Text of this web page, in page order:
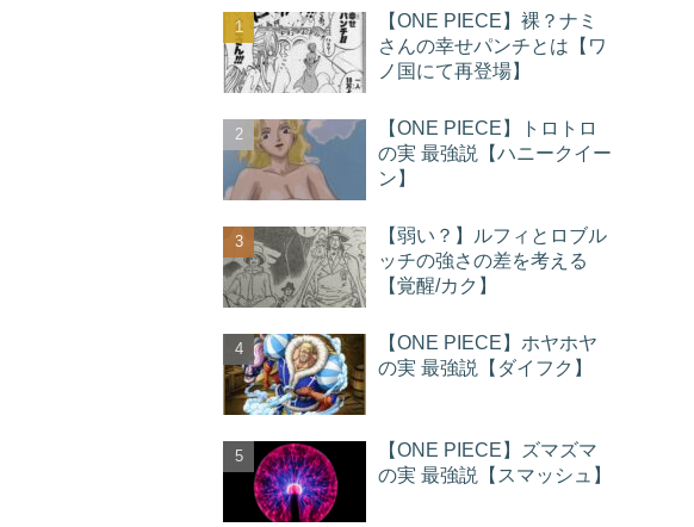
【ONE PIECE】裸？ナミ
さんの幸せパンチとは【ワ
ノ国にて再登場】
【ONE PIECE】トロトロ
の実 最強説【ハニークイー
ン】
【弱い？】ルフィとロブル
ッチの強さの差を考える
【覚醒/カク】
【ONE PIECE】ホヤホヤ
の実 最強説【ダイフク】
【ONE PIECE】ズマズマ
の実 最強説【スマッシュ】